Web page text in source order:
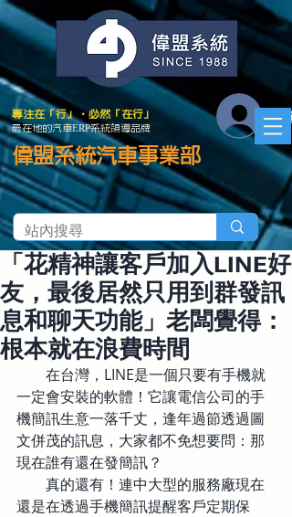
偉盟系統汽車事業部
專注在「行」．必然「在行」
最在地的汽車ERP系統領導品牌
會
「花精神讓客戶加入LINE好
友，最後居然只用到群發訊
息和聊天功能」老闆覺得：
根本就在浪費時間
在台灣，LINE是一個只要有手機就
一定會安裝的軟體！它讓電信公司的手
機簡訊生意一落千丈，逢年過節透過圖
文併茂的訊息，大家都不免想要問：那
現在誰有還在發簡訊？
真的還有！連中大型的服務廠現在
還是在透過手機簡訊提醒客戶定期保